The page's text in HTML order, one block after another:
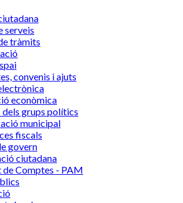
serveis
tràmits
convenis i ajuts
econòmica
grups polítics
municipal
fiscals
govern
ciutadana
de Comptes - PAM